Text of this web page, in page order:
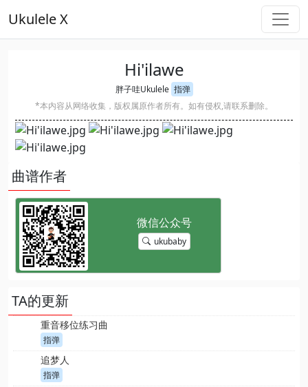
Ukulele X
Hi'ilawe
胖子哇Ukulele 指弹
*本内容从网络收集，版权属原作者所有。如有侵权,请联系删除。
曲谱作者
ukubaby
TA的更新
重音移位练习曲
指弹
追梦人
指弹